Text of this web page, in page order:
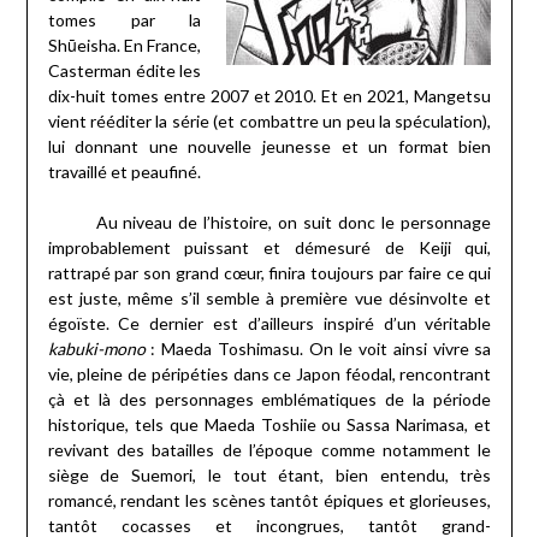
tomes par la
Shūeisha. En France,
Casterman édite les
dix-huit tomes entre 2007 et 2010. Et en 2021, Mangetsu
vient rééditer la série (et combattre un peu la spéculation),
lui donnant une nouvelle jeunesse et un format bien
travaillé et peaufiné.
Au niveau de l’histoire, on suit donc le personnage
improbablement puissant et démesuré de Keiji qui,
rattrapé par son grand cœur, finira toujours par faire ce qui
est juste, même s’il semble à première vue désinvolte et
égoïste. Ce dernier est d’ailleurs inspiré d’un véritable
kabuki-mono: Maeda Toshimasu. On le voit ainsi vivre sa
vie, pleine de péripéties dans ce Japon féodal, rencontrant
çà et là des personnages emblématiques de la période
historique, tels que Maeda Toshiie ou Sassa Narimasa, et
revivant des batailles de l’époque comme notamment le
siège de Suemori, le tout étant, bien entendu, très
romancé, rendant les scènes tantôt épiques et glorieuses,
tantôt cocasses et incongrues, tantôt grand-